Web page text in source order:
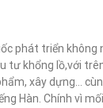
phát triển
tư khổng lồ,với
xây dựng…
Hàn. Chính vì